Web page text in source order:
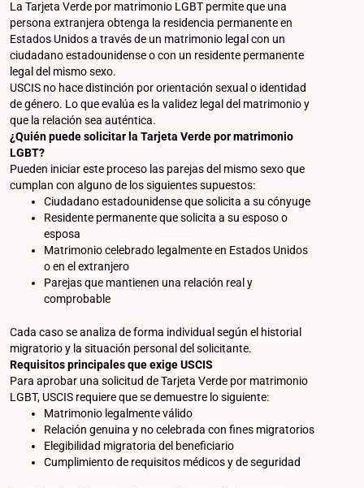
La Tarjeta Verde por matrimonio LGBT permite que una
persona extranjera obtenga la residencia permanente en
Estados Unidos a través de un matrimonio legal con un
ciudadano estadounidense o con un residente permanente
legal del mismo sexo.
USCIS no hace distinción por orientación sexual o identidad
de género. Lo que evalúa es la validez legal del matrimonio y
que la relación sea auténtica.
¿Quién puede solicitar la Tarjeta Verde por matrimonio
LGBT?
Pueden iniciar este proceso las parejas del mismo sexo que
cumplan con alguno de los siguientes supuestos:
Ciudadano estadounidense que solicita a su cónyuge
Residente permanente que solicita a su esposo o
esposa
Matrimonio celebrado legalmente en Estados Unidos
o en el extranjero
Parejas que mantienen una relación real y
comprobable
Cada caso se analiza de forma individual según el historial
migratorio y la situación personal del solicitante.
Requisitos principales que exige USCIS
Para aprobar una solicitud de Tarjeta Verde por matrimonio
LGBT, USCIS requiere que se demuestre lo siguiente:
Matrimonio legalmente válido
Relación genuina y no celebrada con fines migratorios
Elegibilidad migratoria del beneficiario
Cumplimiento de requisitos médicos y de seguridad